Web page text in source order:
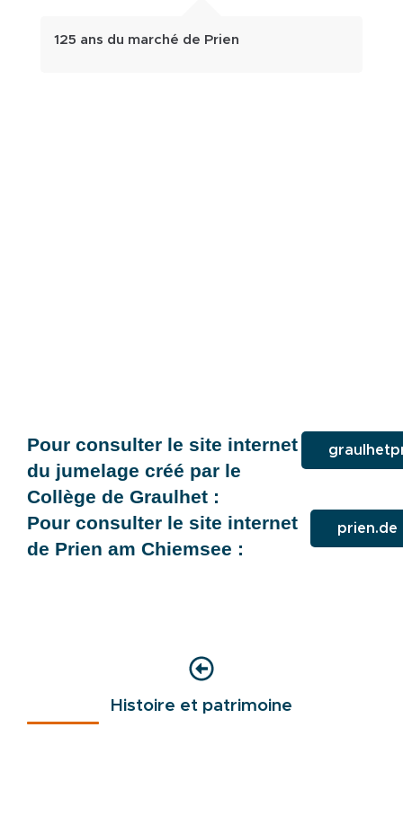
125 ans du marché de Prien
Pour consulter le site internet
du jumelage créé par le
Collège de Graulhet :
Pour consulter le site internet
de Prien am Chiemsee :
prien.de
Histoire et patrimoine